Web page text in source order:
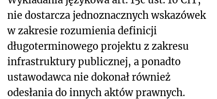
nie dostarcza jednoznacznych wskazówek
w zakresie rozumienia definicji
długoterminowego projektu z zakresu
infrastruktury publicznej, a ponadto
ustawodawca nie dokonał również
odesłania do innych aktów prawnych.